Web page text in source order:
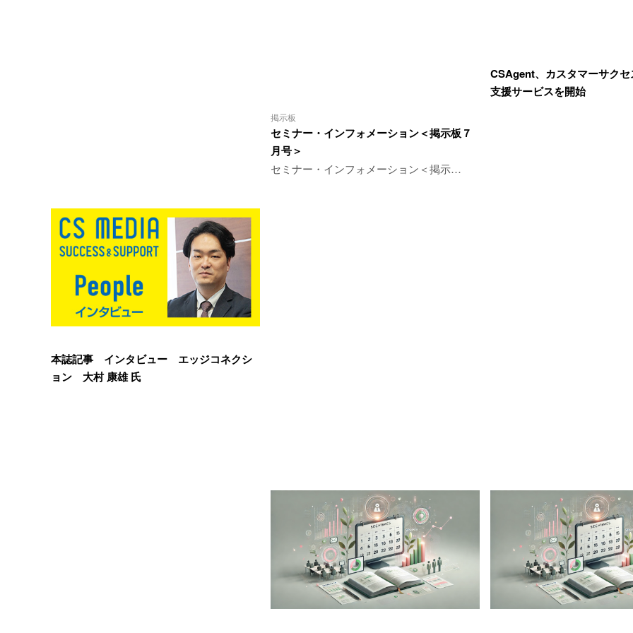
掲示板
セミナー・インフォメーション＜掲示板７
月号＞
セミナー・インフォメーション＜掲示…
CSAgent、カスタマーサク
支援サービスを開始
本誌記事 インタビュー エッジコネクシ
ョン 大村 康雄 氏